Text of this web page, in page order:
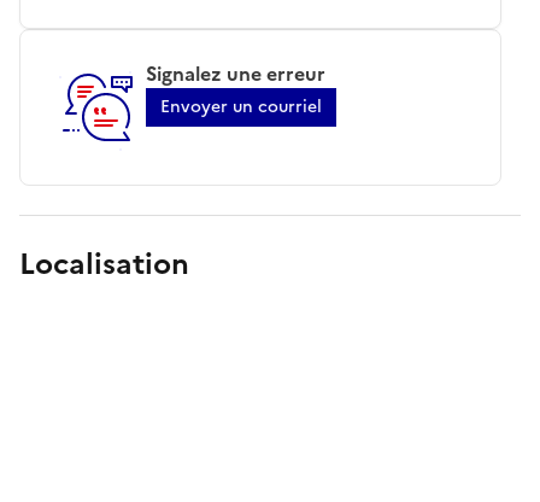
Signalez une erreur
Envoyer un courriel
Localisation